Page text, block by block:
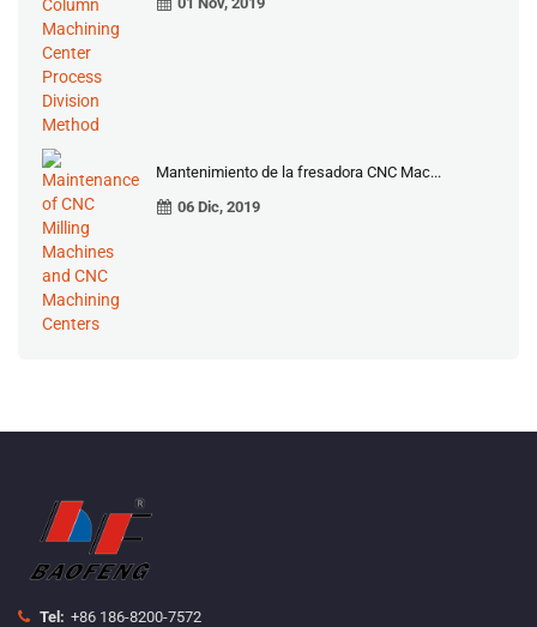
Mantenimiento de la fresadora CNC Mac...
06 Dic, 2019
Tel: +86 186-8200-7572